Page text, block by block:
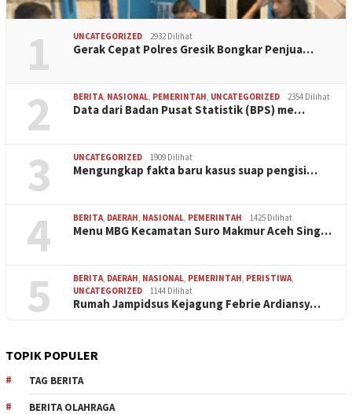
1 UNCATEGORIZED 2932 Dilihat
Gerak Cepat Polres Gresik Bongkar Penjua…
2 BERITA NASIONAL PEMERINTAH UNCATEGORIZED 2354 Dilihat
Data dari Badan Pusat Statistik (BPS) me…
3 UNCATEGORIZED 1909 Dilihat
Mengungkap fakta baru kasus suap pengisi…
4 BERITA DAERAH NASIONAL PEMERINTAH 1425 Dilihat
Menu MBG Kecamatan Suro Makmur Aceh Sing…
5 BERITA DAERAH NASIONAL PEMERINTAH PERISTIWA
UNCATEGORIZED
1144 Dilihat
Rumah Jampidsus Kejagung Febrie Ardiansy…
TOPIK POPULER
TAG BERITA
BERITA OLAHRAGA